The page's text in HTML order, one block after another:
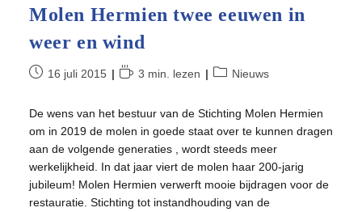
Molen Hermien twee eeuwen in
weer en wind
Bericht16 juli 2015 Leestijd:
3 min. lezen Berichtcategorie:
Nieuws
De wens van het bestuur van de Stichting Molen Hermien
om in 2019 de molen in goede staat over te kunnen dragen
aan de volgende generaties , wordt steeds meer
werkelijkheid. In dat jaar viert de molen haar 200-jarig
jubileum! Molen Hermien verwerft mooie bijdragen voor de
restauratie. Stichting tot instandhouding van de